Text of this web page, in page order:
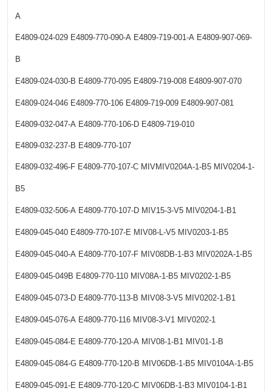
A
E4809-024-029 E4809-770-090-A E4809-719-001-A E4809-907-069-
B
E4809-024-030-B E4809-770-095 E4809-719-008 E4809-907-070
E4809-024-046 E4809-770-106 E4809-719-009 E4809-907-081
E4809-032-047-A E4809-770-106-D E4809-719-010
E4809-032-237-B E4809-770-107
E4809-032-496-F E4809-770-107-C MIVMIV0204A-1-B5 MIV0204-1-
B5
E4809-032-506-A E4809-770-107-D MIV15-3-V5 MIV0204-1-B1
E4809-045-040 E4809-770-107-E MIV08-L-V5 MIV0203-1-B5
E4809-045-040-A E4809-770-107-F MIV08DB-1-B3 MIV0202A-1-B5
E4809-045-049B E4809-770-110 MIV08A-1-B5 MIV0202-1-B5
E4809-045-073-D E4809-770-113-B MIV08-3-V5 MIV0202-1-B1
E4809-045-076-A E4809-770-116 MIV08-3-V1 MIV0202-1
E4809-045-084-E E4809-770-120-A MIV08-1-B1 MIV01-1-B
E4809-045-084-G E4809-770-120-B MIV06DB-1-B5 MIV0104A-1-B5
E4809-045-091-E E4809-770-120-C MIV06DB-1-B3 MIV0104-1-B1